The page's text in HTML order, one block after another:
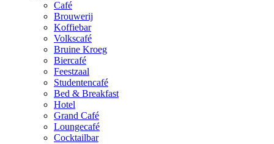
Café
Brouwerij
Koffiebar
Volkscafé
Bruine Kroeg
Biercafé
Feestzaal
Studentencafé
Bed & Breakfast
Hotel
Grand Café
Loungecafé
Cocktailbar